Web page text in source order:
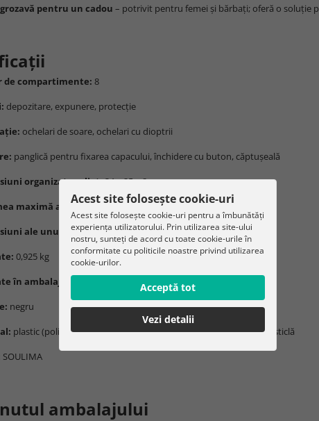
pentru un cadou – potrivit pentru femei și bărbați; oferă o soluție
de compartimente: 8
depozitare, expunere, protecție
ochelari de soare, ochelari cu dioptrii
panglică pentru fixarea capacului, închidere cu buton, căptușeală
organizator pliat:34 × 25 × 8 cm
maximă a organizatorului desfăcut: 29 cm
ale unui compartiment:16 × 5,5 cm
0,925 kg
în ambalaj:
1,287 kg
negru
plastic (poliester, bumbac cu elastan), hârtie, accesorii metalice, sticlă
SOULIMA
ambalajului
Acest site folosește cookie-uri
Acest site folosește cookie-uri pentru a îmbunătăți
experiența utilizatorului. Prin utilizarea site-ului
nostru, sunteți de acord cu toate cookie-urile în
conformitate cu politicile noastre privind utilizarea
cookie-urilor.
Acceptă tot
Vezi detalii